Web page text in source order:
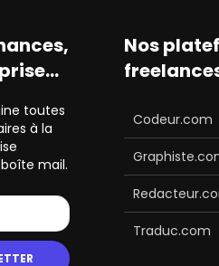
toutes
à la
mail.
Nos
Codeur.com
Traduc.com